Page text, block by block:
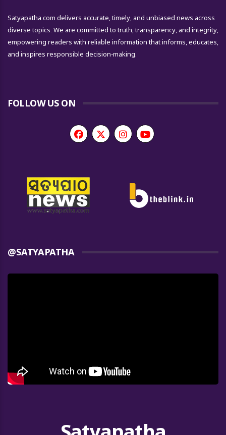
Satyapatha.com delivers accurate, timely, and unbiased news across
diverse topics. We are committed to truth, transparency, and integrity,
empowering readers with reliable information that informs, educates,
and inspires responsible decision-making.
FOLLOW US ON
@SATYAPATHA